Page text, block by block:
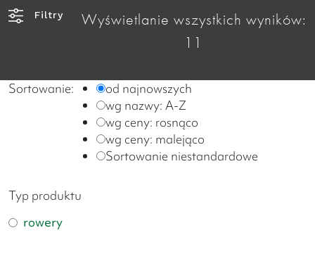
Filtry
Wyświetlanie wszystkich wyników:
11
Sortowanie:
od najnowszych
wg nazwy: A-Z
wg ceny: rosnąco
wg ceny: malejąco
Sortowanie niestandardowe
Typ produktu
rowery